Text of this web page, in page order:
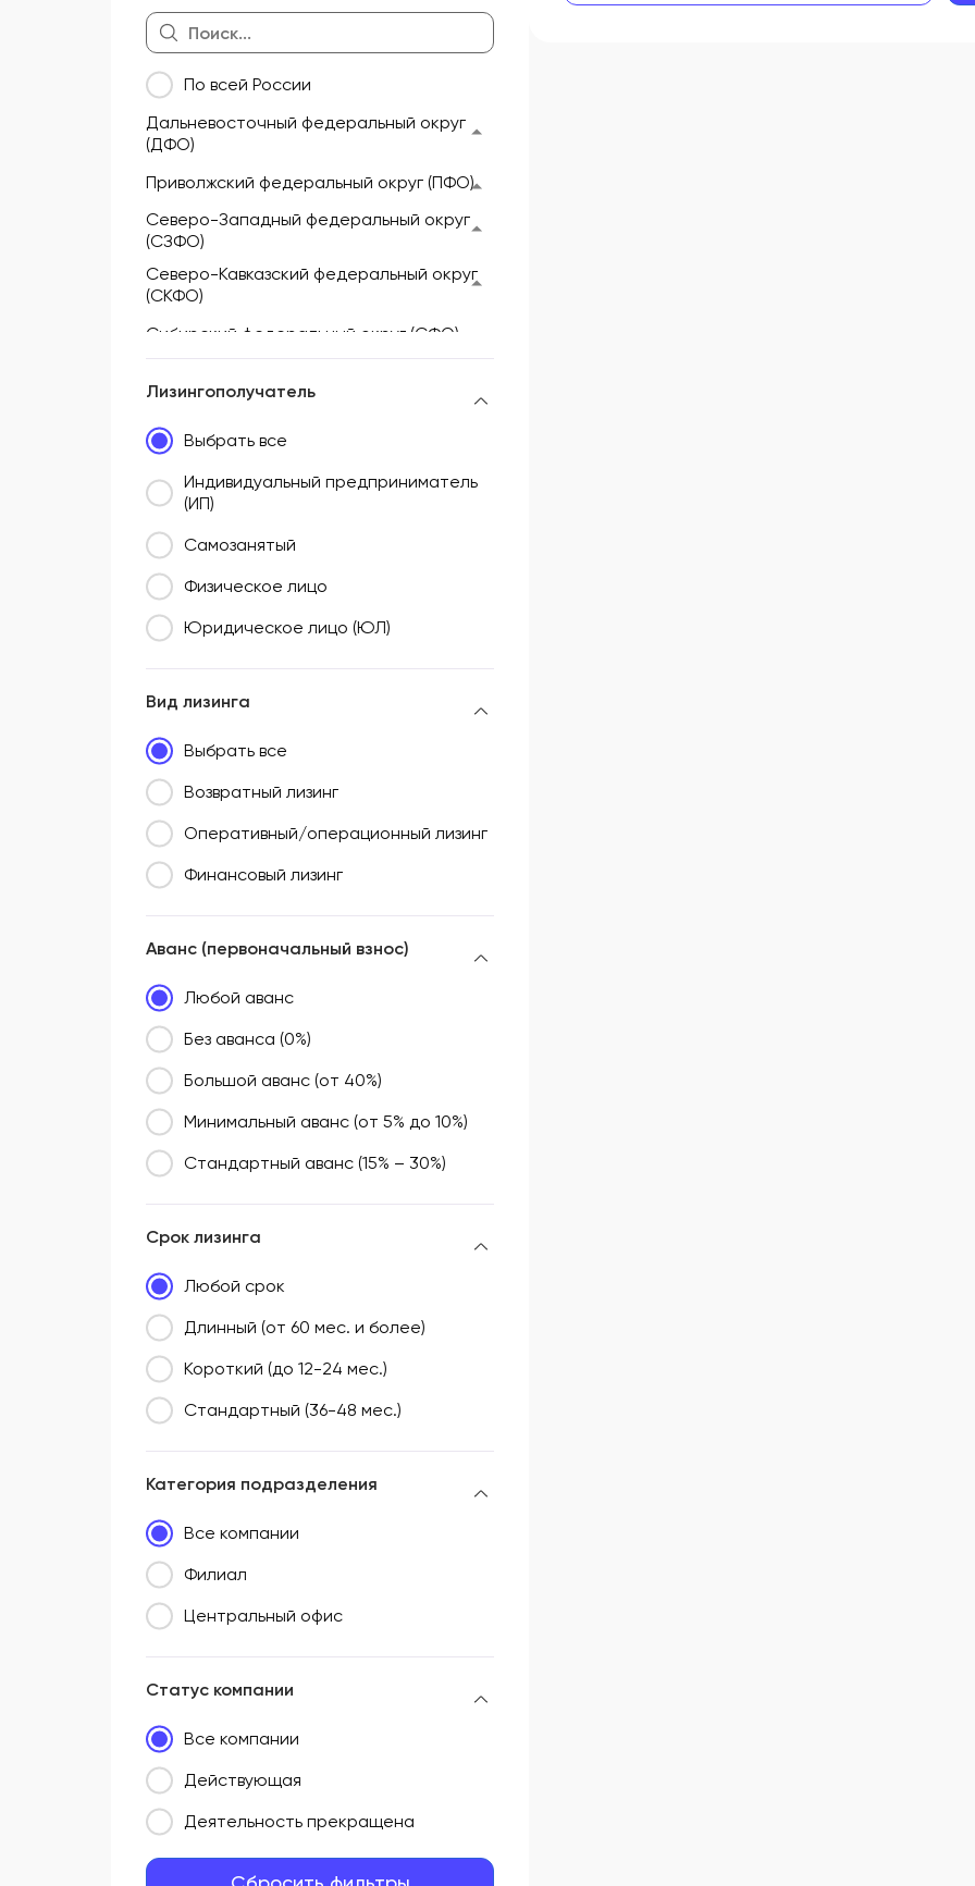
активного отдыха
Недвижимость
Оборудование
Прицепы и полуприцепы
Сельскохозяйственная техника
Складская техника
По всей России
Дальневосточный федеральный округ
(ДФО)
Приволжский федеральный округ (ПФО)
Северо-Западный федеральный округ
(СЗФО)
Северо-Кавказский федеральный округ
(СКФО)
Сибирский федеральный округ (СФО)
Южный федеральный округ (ЮФО)
Лизингополучатель
Выбрать все
Индивидуальный предприниматель
(ИП)
Самозанятый
Физическое лицо
Юридическое лицо (ЮЛ)
Вид лизинга
Выбрать все
Возвратный лизинг
Оперативный/операционный лизинг
Финансовый лизинг
Аванс (первоначальный взнос)
Любой аванс
Без аванса (0%)
Большой аванс (от 40%)
Минимальный аванс (от 5% до 10%)
Стандартный аванс (15% – 30%)
Срок лизинга
Любой срок
Длинный (от 60 мес. и более)
Короткий (до 12-24 мес.)
Стандартный (36-48 мес.)
Категория подразделения
Все компании
Филиал
Центральный офис
Статус компании
Все компании
Действующая
Деятельность прекращена